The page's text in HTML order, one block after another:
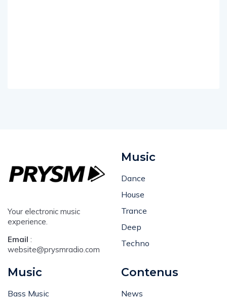
Your electronic music
experience.
Email :
website@prysmradio.com
Music
Dance
House
Trance
Deep
Techno
Music
Bass Music
Contenus
News